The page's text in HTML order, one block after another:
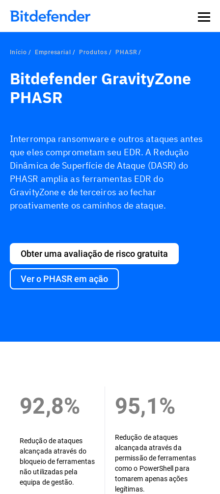
Início Empresarial Produtos PHASR
Bitdefender GravityZone
PHASR
Interrompa ransomware e outros ataques antes
que eles comprometam seu EDR. A Redução
Dinâmica de Superfície de Ataque (DASR) do
PHASR amplia as ferramentas EDR do
GravityZone e de terceiros ao fechar
proativamente os caminhos de ataque.
Obter uma avaliação de risco gratuita
Ver o PHASR em ação
92,8%
Redução de ataques
alcançada através do
bloqueio de ferramentas
não utilizadas pela
equipa de gestão.
95,1%
Redução de ataques
alcançada através da
permissão de ferramentas
como o PowerShell para
tomarem apenas ações
legítimas.